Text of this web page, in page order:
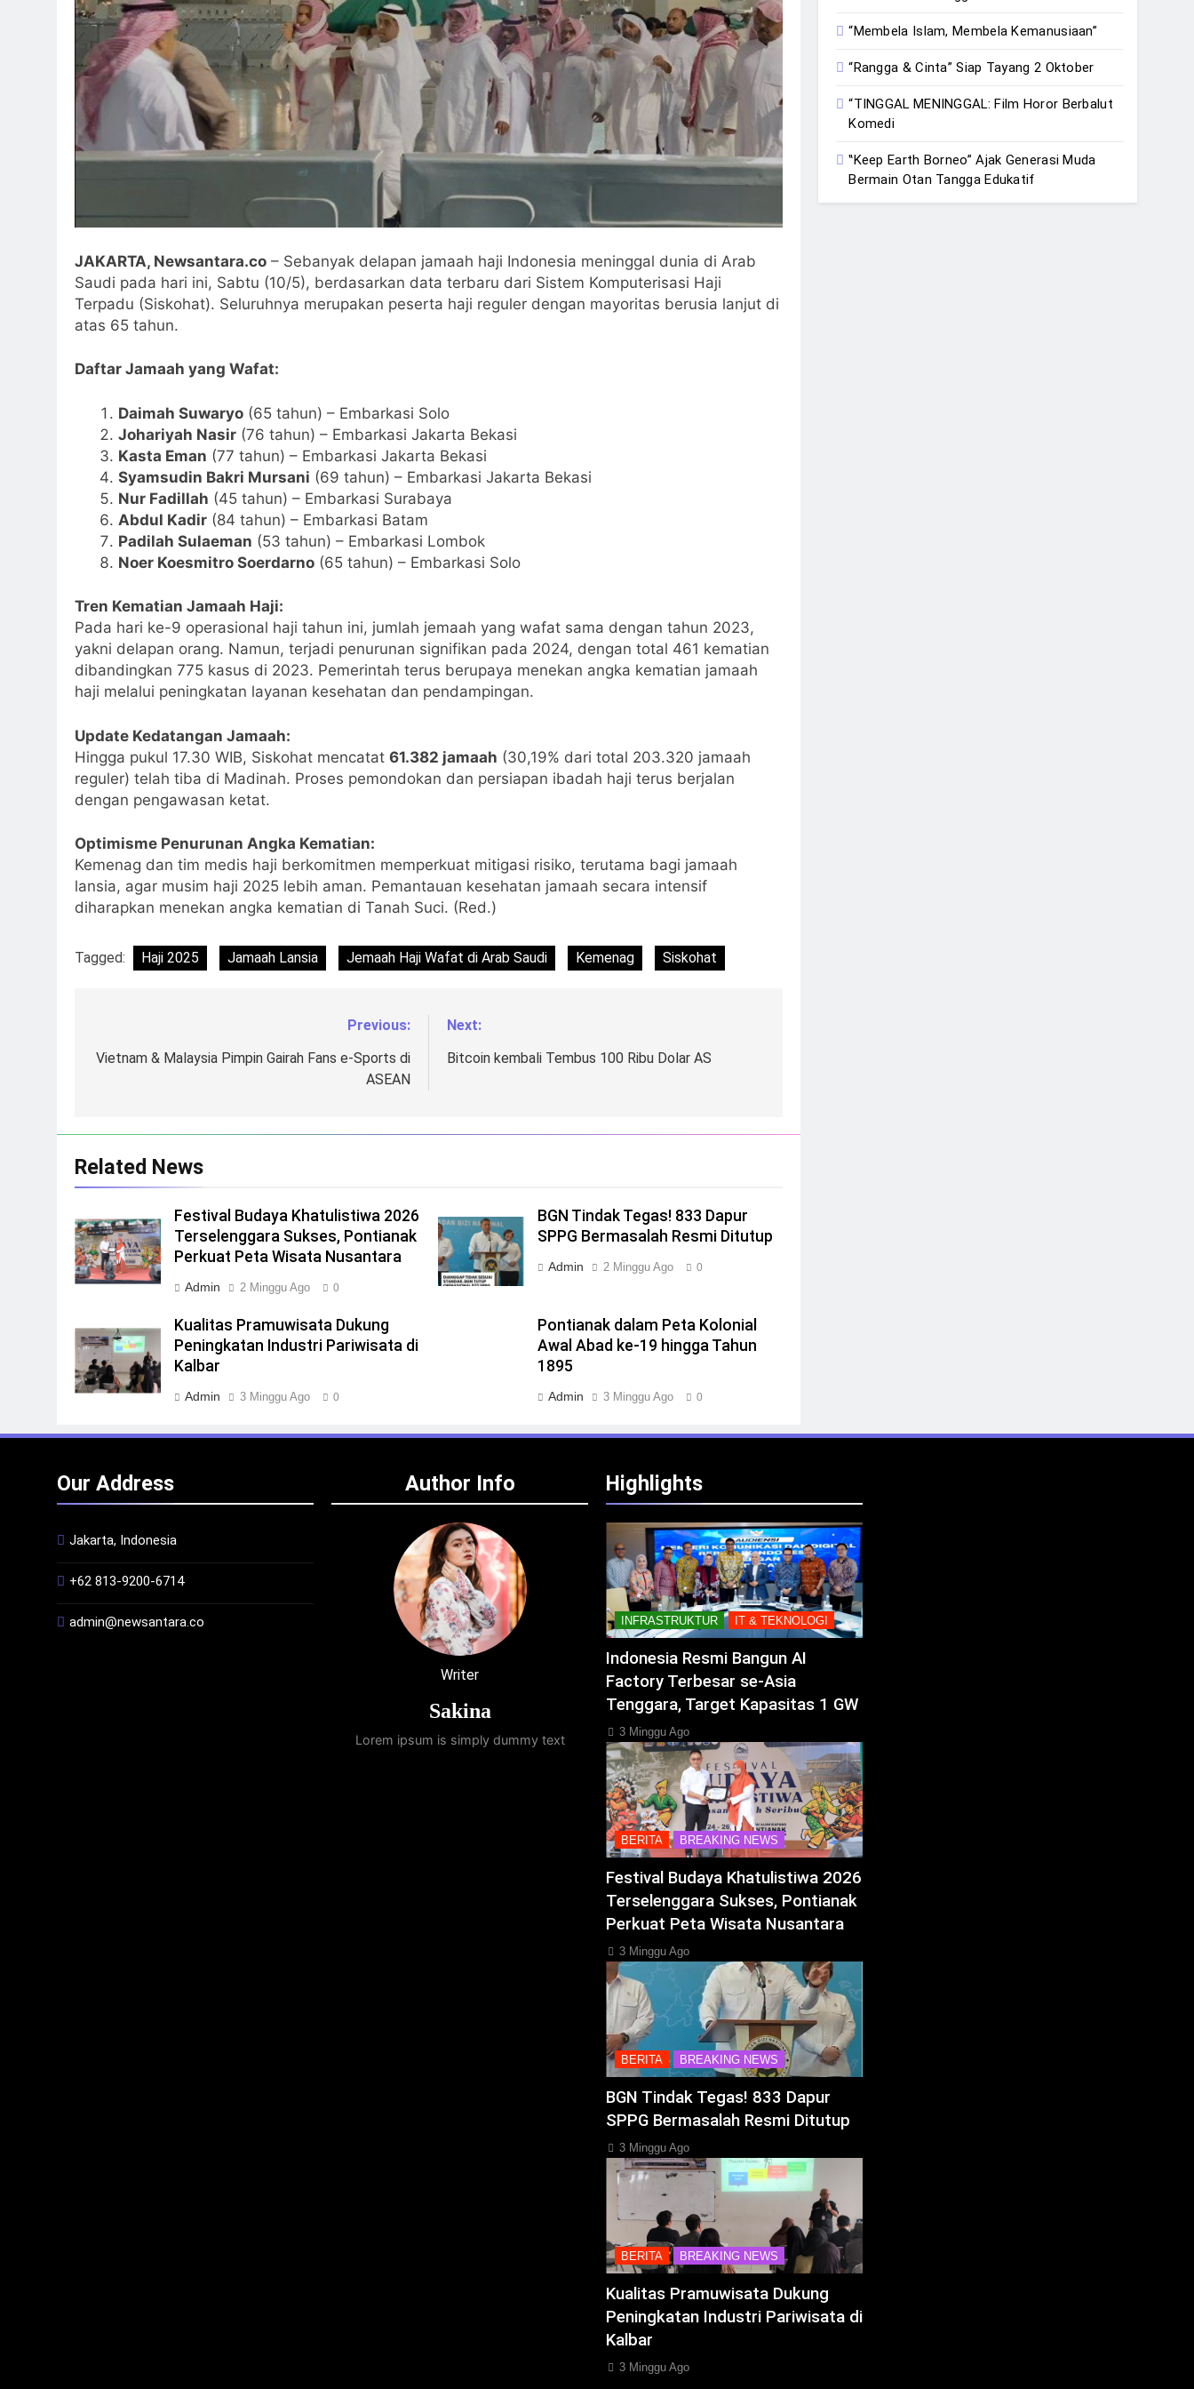
JAKARTA, Newsantara.co – Sebanyak delapan jamaah haji Indonesia meninggal dunia di Arab
Saudi pada hari ini, Sabtu (10/5), berdasarkan data terbaru dari Sistem Komputerisasi Haji
Terpadu (Siskohat). Seluruhnya merupakan peserta haji reguler dengan mayoritas berusia lanjut di
atas 65 tahun.
Daftar Jamaah yang Wafat:
Daimah Suwaryo(65 tahun) – Embarkasi Solo
Johariyah Nasir(76 tahun) – Embarkasi Jakarta Bekasi
Kasta Eman (77 tahun) – Embarkasi Jakarta Bekasi
Syamsudin Bakri Mursani (69 tahun) – Embarkasi Jakarta Bekasi
Nur Fadillah (45 tahun) – Embarkasi Surabaya
Abdul Kadir(84 tahun) – Embarkasi Batam
Padilah Sulaeman (53 tahun) – Embarkasi Lombok
Noer Koesmitro Soerdarno(65 tahun) – Embarkasi Solo
Tren Kematian Jamaah Haji:
Pada hari ke-9 operasional haji tahun ini, jumlah jemaah yang wafat sama dengan tahun 2023,
yakni delapan orang. Namun, terjadi penurunan signifikan pada 2024, dengan total 461 kematian
dibandingkan 775 kasus di 2023. Pemerintah terus berupaya menekan angka kematian jamaah
haji melalui peningkatan layanan kesehatan dan pendampingan.
Update Kedatangan Jamaah:
Hingga pukul 17.30 WIB, Siskohat mencatat 61.382 jamaah (30,19% dari total 203.320 jamaah
reguler) telah tiba di Madinah. Proses pemondokan dan persiapan ibadah haji terus berjalan
dengan pengawasan ketat.
Optimisme Penurunan Angka Kematian:
Kemenag dan tim medis haji berkomitmen memperkuat mitigasi risiko, terutama bagi jamaah
lansia, agar musim haji 2025 lebih aman. Pemantauan kesehatan jamaah secara intensif
diharapkan menekan angka kematian di Tanah Suci. (Red.)
Tagged: Haji 2025 Jamaah Lansia Jemaah Haji Wafat di Arab Saudi Kemenag Siskohat
pos
Previous:
Vietnam & Malaysia Pimpin Gairah Fans e-Sports di
ASEAN
Next:
Bitcoin kembali Tembus 100 Ribu Dolar AS
Related News
Festival Budaya Khatulistiwa 2026
Terselenggara Sukses, Pontianak
Perkuat Peta Wisata Nusantara
Admin 2 Minggu Ago 0
BGN Tindak Tegas! 833 Dapur
SPPG Bermasalah Resmi Ditutup
Admin 2 Minggu Ago 0
Kualitas Pramuwisata Dukung
Peningkatan Industri Pariwisata di
Kalbar
Admin 3 Minggu Ago 0
Pontianak dalam Peta Kolonial
Awal Abad ke-19 hingga Tahun
1895
Admin 3 Minggu Ago 0
“Membela Islam, Membela Kemanusiaan”
“Rangga & Cinta” Siap Tayang 2 Oktober
“TINGGAL MENINGGAL: Film Horor Berbalut
Komedi
‟Keep Earth Borneo” Ajak Generasi Muda
Bermain Otan Tangga Edukatif
Our Address
Jakarta, Indonesia
+62 813-9200-6714
admin@newsantara.co
Author Info
Writer
Sakina
Lorem ipsum is simply dummy text
Highlights
INFRASTRUKTUR IT & TEKNOLOGI
Indonesia Resmi Bangun AI
Factory Terbesar se-Asia
Tenggara, Target Kapasitas 1 GW
3 Minggu Ago
BERITA BREAKING NEWS
Festival Budaya Khatulistiwa 2026
Terselenggara Sukses, Pontianak
Perkuat Peta Wisata Nusantara
3 Minggu Ago
BERITA BREAKING NEWS
BGN Tindak Tegas! 833 Dapur
SPPG Bermasalah Resmi Ditutup
3 Minggu Ago
BERITA BREAKING NEWS
Kualitas Pramuwisata Dukung
Peningkatan Industri Pariwisata di
Kalbar
3 Minggu Ago